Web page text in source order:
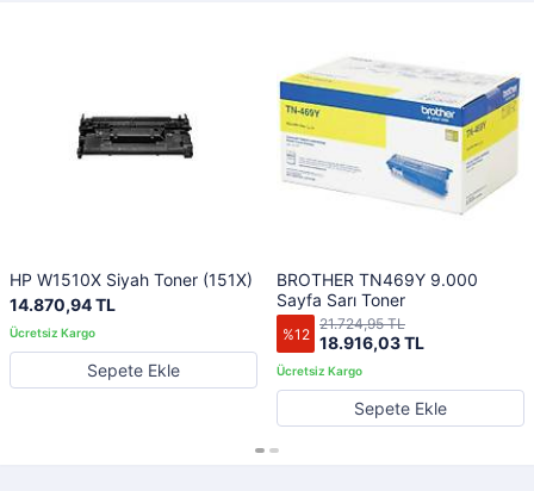
HP W1510X Siyah Toner (151X)
14.870,94 TL
Sepete Ekle
BROTHER TN469Y 9.000
Sayfa Sarı Toner
%12 18.916,03 TL
21.724,95 TL
Sepete Ekle